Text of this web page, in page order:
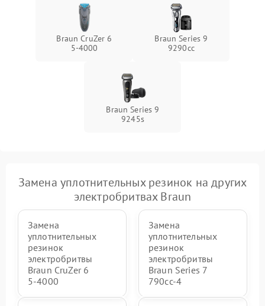
Braun CruZer 6
5‑4000
Braun Series 9
9290cc
Braun Series 9
9245s
Замена уплотнительных резинок на других
электробритвах Braun
Замена
уплотнительных
резинок
электробритвы
Braun CruZer 6
5‑4000
Замена
уплотнительных
резинок
электробритвы
Braun Series 7
790cc‑4